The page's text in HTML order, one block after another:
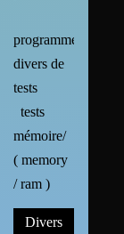
programmes
divers de
tests
tests
mémoire/
( memory
/ ram )
Divers